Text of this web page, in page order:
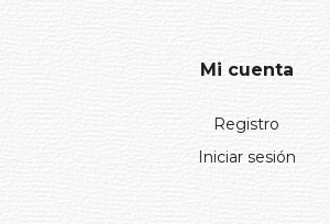
Mi cuenta
Registro
Iniciar sesión